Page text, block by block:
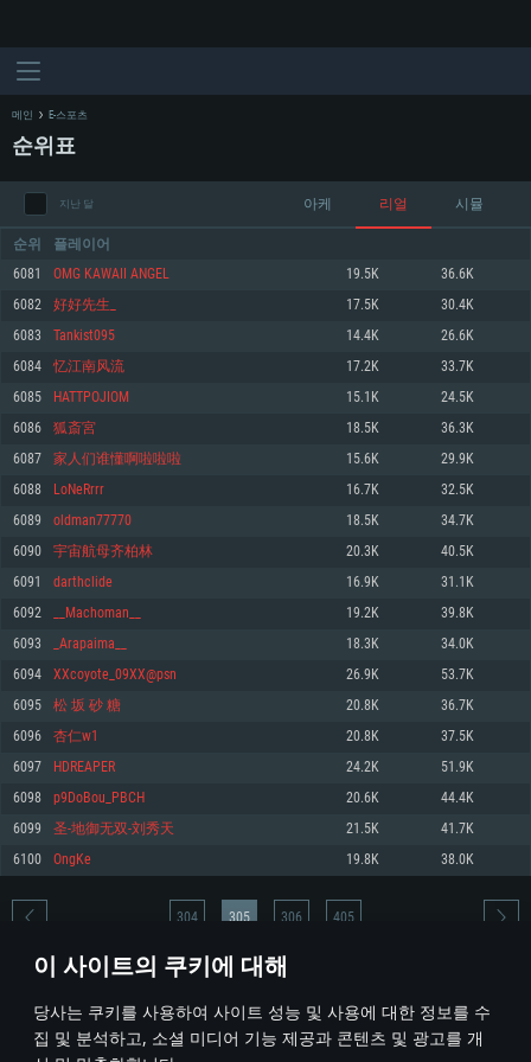
이 사이트의 쿠키에 대해
당사는 쿠키를 사용하여 사이트 성능 및 사용에 대한 정보를 수
집 및 분석하고, 소셜 미디어 기능 제공과 콘텐츠 및 광고를 개
시스템 요구사항
최소사양
운영체제: Windows 10 (64 bit)
프로세서: 2.2 GHz 듀얼코어 이상
메모리: 4GB
그래픽 카드: DirectX 11 이상을 지원하는 AMD Radeon 77XX / NVIDIA
GeForce GT 660. 최소 사양 해상도: 720p
네트워크: 브로드밴드 인터넷
여유 저장 공간: 22.1 GB (최소 클라이언트)
권장 사양
570 혹은 그 이상
여유 저장 공간: 62.2 GB (전체 클라이언트)
최소사양
운영체제: Mac OS Big Sur 11.0
프로세서: 최소 2.2 GHz의 Core i5 (Intel Xeon 은 지원하지 않습니다)
메모리: 6 GB
그래픽 카드: Metal 을 지원하는 Intel Iris Pro 5200 (Mac), 혹은 이와 비슷한 성
능을 가지는 Mac 버전의 AMD/Nvidia. 최소 해상도: 720p
네트워크: 브로드밴드 인터넷
여유 저장 공간: 22.1 GB (최소 클라이언트)
권장 사양
네트워크: 브로드밴드 인터넷
여유 저장 공간: 62.2 GB (전체 클라이언트)
최소사양
운영체제: 64bit Linux 중 최신 버전
프로세서: 2.4 GHz 듀얼코어
메모리: 4 GB
그래픽 카드: Vulkan 을 지원하고, 최신 그래픽 드라이버를 지원하는 NVIDIA
660 (6개월 미만) 혹은 그와 동급의 성능을 가지며 최신 그래픽 드라이버를 지
원하는 AMD (6개월 미만; 최소사양 지원 해상도 720p)
네트워크: 브로드밴드 인터넷
여유 저장 공간: 22.1 GB (최소 클라이언트)
권장 사양
운영체제: Ubuntu 20.04 64bit
프로세서: Intel Core i7
메모리: 16 GB
그래픽 카드: Vulkan 을 지원하고, 최신 그래픽 드라이버를 지원하는 NVIDIA
1060 (6개월 미만) 혹은 그와 동급의 성능을 가지며 최신 그래픽 드라이버를
지원하는 AMD RX 570 (6개월 미만; 최소사양 지원 해상도 720p) 이상
여유 저장 공간: 62.2 GB (전체 클라이언트)
메인 E-스포츠
순위표
지난 달 아케 리얼 시뮬
순위 플레이어
6081 OMG KAWAII ANGEL 19.5K 36.6K
6082 好好先生_ 17.5K 30.4K
6083 Tankist095 14.4K 26.6K
6084 忆江南风流 17.2K 33.7K
6085 HATTPOJIOM 15.1K 24.5K
6086 狐斎宮 18.5K 36.3K
6087 家人们谁懂啊啦啦啦 15.6K 29.9K
6088 LoNeRrrr 16.7K 32.5K
6089 oldman77770 18.5K 34.7K
6090 宇宙航母齐柏林 20.3K 40.5K
6091 darthclide 16.9K 31.1K
6092 __Machoman__ 19.2K 39.8K
6093 _Arapaima__ 18.3K 34.0K
6094 XXcoyote_09XX@psn 26.9K 53.7K
6095 松 坂 砂 糖 20.8K 36.7K
6096 杏仁w1 20.8K 37.5K
6097 HDREAPER 24.2K 51.9K
6098 p9DoBou_PBCH 20.6K 44.4K
6099 圣-地御无双-刘秀天 21.5K 41.7K
6100 OngKe 19.8K 38.0K
* 순위표는 매일 1회 갱신됩니다
304 305 306 405